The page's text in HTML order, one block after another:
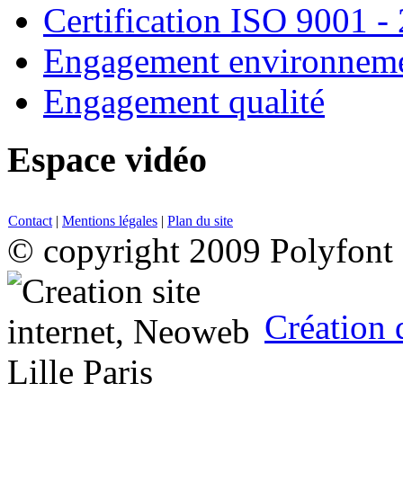
Certification ISO 9001 -
Engagement
Engagement qualité
Espace vidéo
Contact | Mentions légales | Plan du site
© copyright 2009 Polyfont
Création